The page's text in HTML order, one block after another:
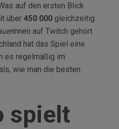
auf den ersten Blick
über 450 000 gleichzeitig
innen auf Twitch gehört
hat das Spiel eine
es regelmäßig im
wie man die besten
spielt